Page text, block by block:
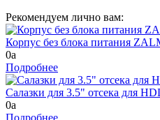
Рекомендуем лично вам:
Корпус без блока питания
0a
Подробнее
Салазки для 3.5" отсека для
0a
Подробнее